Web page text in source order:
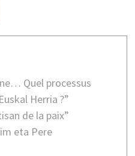
Quel processus
Herria ?”
de la paix”
eta Pere